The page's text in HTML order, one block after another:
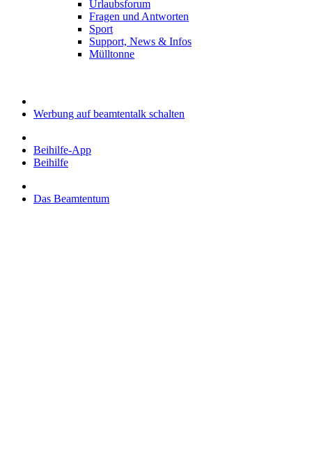
Urlaubsforum
Fragen und Antworten
Sport
Support, News & Infos
Mülltonne
Werbung auf beamtentalk schalten
Beihilfe-App
Beihilfe
Das Beamtentum